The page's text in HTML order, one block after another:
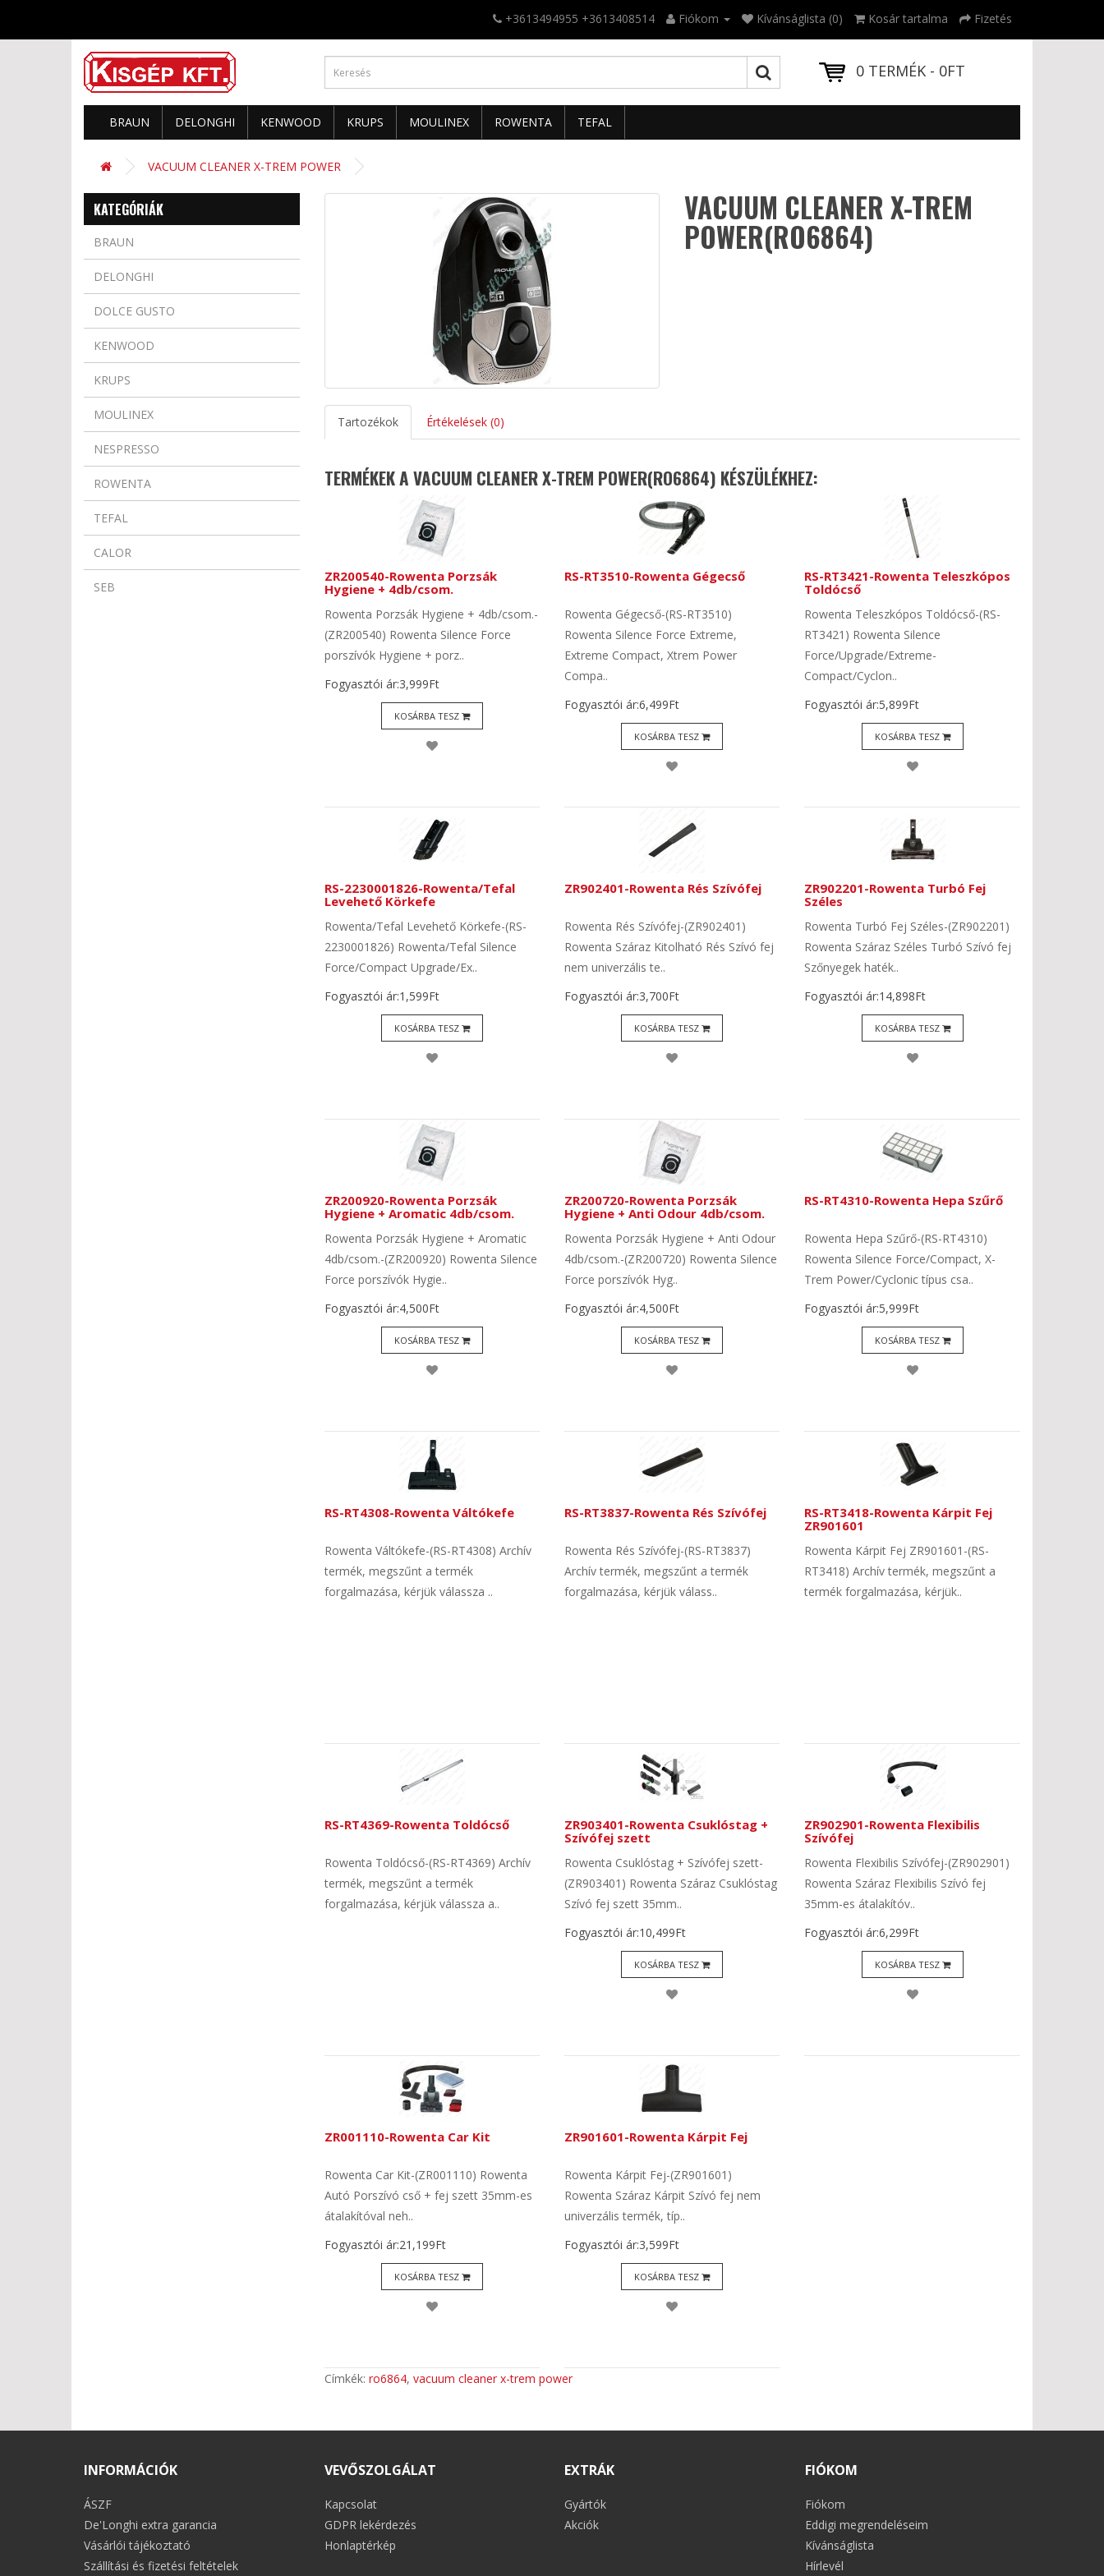
+3613494955 +3613408514 Fiókom Kívánságlista (0) Kosár tartalma Fizetés
0 TERMÉK - 0FT
BRAUN DELONGHI KENWOOD KRUPS MOULINEX ROWENTA TEFAL
VACUUM CLEANER X-TREM POWER
KATEGÓRIÁK
BRAUN
DELONGHI
DOLCE GUSTO
KENWOOD
KRUPS
MOULINEX
NESPRESSO
ROWENTA
TEFAL
CALOR
SEB
VACUUM CLEANER X-TREM
POWER(RO6864)
Tartozékok Értékelések (0)
TERMÉKEK A VACUUM CLEANER X-TREM POWER(RO6864) KÉSZÜLÉKHEZ:
ZR200540-Rowenta Porzsák
Hygiene + 4db/csom.
Rowenta Porzsák Hygiene + 4db/csom.-
(ZR200540) Rowenta Silence Force
porszívók Hygiene + porz..
Fogyasztói ár:3,999Ft
KOSÁRBA TESZ
RS-RT3510-Rowenta Gégecső
Rowenta Gégecső-(RS-RT3510)
Rowenta Silence Force Extreme,
Extreme Compact, Xtrem Power
Compa..
Fogyasztói ár:6,499Ft
KOSÁRBA TESZ
RS-RT3421-Rowenta Teleszkópos
Toldócső
Rowenta Teleszkópos Toldócső-(RS-
RT3421) Rowenta Silence
Force/Upgrade/Extreme-
Compact/Cyclon..
Fogyasztói ár:5,899Ft
KOSÁRBA TESZ
RS-2230001826-Rowenta/Tefal
Levehető Körkefe
Rowenta/Tefal Levehető Körkefe-(RS-
2230001826) Rowenta/Tefal Silence
Force/Compact Upgrade/Ex..
Fogyasztói ár:1,599Ft
KOSÁRBA TESZ
ZR902401-Rowenta Rés Szívófej
Rowenta Rés Szívófej-(ZR902401)
Rowenta Száraz Kitolható Rés Szívó fej
nem univerzális te..
Fogyasztói ár:3,700Ft
KOSÁRBA TESZ
ZR902201-Rowenta Turbó Fej
Széles
Rowenta Turbó Fej Széles-(ZR902201)
Rowenta Száraz Széles Turbó Szívó fej
Szőnyegek haték..
Fogyasztói ár:14,898Ft
KOSÁRBA TESZ
ZR200920-Rowenta Porzsák
Hygiene + Aromatic 4db/csom.
Rowenta Porzsák Hygiene + Aromatic
4db/csom.-(ZR200920) Rowenta Silence
Force porszívók Hygie..
Fogyasztói ár:4,500Ft
KOSÁRBA TESZ
ZR200720-Rowenta Porzsák
Hygiene + Anti Odour 4db/csom.
Rowenta Porzsák Hygiene + Anti Odour
4db/csom.-(ZR200720) Rowenta Silence
Force porszívók Hyg..
Fogyasztói ár:4,500Ft
KOSÁRBA TESZ
RS-RT4310-Rowenta Hepa Szűrő
Rowenta Hepa Szűrő-(RS-RT4310)
Rowenta Silence Force/Compact, X-
Trem Power/Cyclonic típus csa..
Fogyasztói ár:5,999Ft
KOSÁRBA TESZ
RS-RT4308-Rowenta Váltókefe
Rowenta Váltókefe-(RS-RT4308) Archív
termék, megszűnt a termék
forgalmazása, kérjük válassza ..
RS-RT3837-Rowenta Rés Szívófej
Rowenta Rés Szívófej-(RS-RT3837)
Archív termék, megszűnt a termék
forgalmazása, kérjük válass..
RS-RT3418-Rowenta Kárpit Fej
ZR901601
Rowenta Kárpit Fej ZR901601-(RS-
RT3418) Archív termék, megszűnt a
termék forgalmazása, kérjük..
RS-RT4369-Rowenta Toldócső
Rowenta Toldócső-(RS-RT4369) Archív
termék, megszűnt a termék
forgalmazása, kérjük válassza a..
ZR903401-Rowenta Csuklóstag +
Szívófej szett
Rowenta Csuklóstag + Szívófej szett-
(ZR903401) Rowenta Száraz Csuklóstag
Szívó fej szett 35mm..
Fogyasztói ár:10,499Ft
KOSÁRBA TESZ
ZR902901-Rowenta Flexibilis
Szívófej
Rowenta Flexibilis Szívófej-(ZR902901)
Rowenta Száraz Flexibilis Szívó fej
35mm-es átalakítóv..
Fogyasztói ár:6,299Ft
KOSÁRBA TESZ
ZR001110-Rowenta Car Kit
Rowenta Car Kit-(ZR001110) Rowenta
Autó Porszívó cső + fej szett 35mm-es
átalakítóval neh..
Fogyasztói ár:21,199Ft
KOSÁRBA TESZ
ZR901601-Rowenta Kárpit Fej
Rowenta Kárpit Fej-(ZR901601)
Rowenta Száraz Kárpit Szívó fej nem
univerzális termék, típ..
Fogyasztói ár:3,599Ft
KOSÁRBA TESZ
Címkék: ro6864, vacuum cleaner x-trem power
INFORMÁCIÓK
ÁSZF
De'Longhi extra garancia
Vásárlói tájékoztató
Szállítási és fizetési feltételek
VEVŐSZOLGÁLAT
Kapcsolat
GDPR lekérdezés
Honlaptérkép
EXTRÁK
Gyártók
Akciók
FIÓKOM
Fiókom
Eddigi megrendeléseim
Kívánságlista
Hírlevél